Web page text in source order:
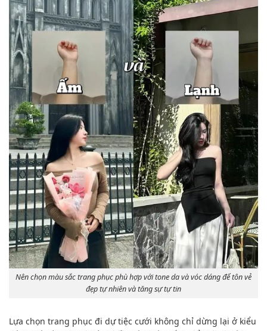
Nên chọn màu sắc trang phục phù hợp với tone da và vóc dáng để tôn vẻ
đẹp tự nhiên và tăng sự tự tin
Lựa chọn trang phục đi dự tiệc cưới không chỉ dừng lại ở kiểu